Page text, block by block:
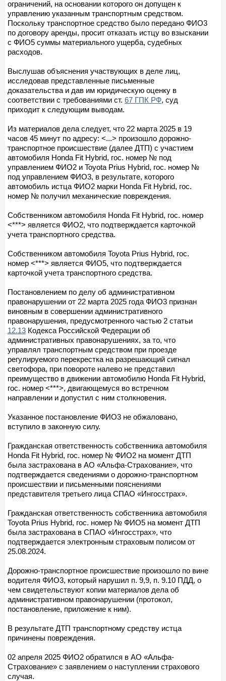
ограничений, на основании которого он допущен к
управлению указанным транспортным средством.
Поскольку транспортное средство было передано ФИО3
по договору аренды, просит отказать истцу во взыскании
с ФИО5 суммы материального ущерба, судебных
расходов.
Выслушав объяснения участвующих в деле лиц,
исследовав представленные письменные
доказательства и дав им юридическую оценку в
соответствии с требованиями ст. 67 ГПК РФ, суд
приходит к следующим выводам.
Из материалов дела следует, что 22 марта 2025 в 19
часов 45 минут по адресу: <...> произошло дорожно-
транспортное происшествие (далее ДТП) с участием
автомобиля Honda Fit Hybrid, гос. номер № под
управлением ФИО2 и Toyota Prius Hybrid, гос. номер №
под управлением ФИО3, в результате, которого
автомобиль истца ФИО2 марки Honda Fit Hybrid, гос.
номер № получил механические повреждения.
Собственником автомобиля Honda Fit Hybrid, гос. номер
<***> является ФИО2, что подтверждается карточкой
учета транспортного средства.
Собственником автомобиля Toyota Prius Hybrid, гос.
номер <***> является ФИО5, что подтверждается
карточкой учета транспортного средства.
Постановлением по делу об административном
правонарушении от 22 марта 2025 года ФИО3 признан
виновным в совершении административного
правонарушения, предусмотренного частью 2 статьи
12.13 Кодекса Российской Федерации об
административных правонарушениях, за то, что
управлял транспортным средством при проезде
регулируемого перекрестка на разрешающий сигнал
светофора, при повороте налево не представил
преимущество в движении автомобилю Honda Fit Hybrid,
гос. номер <***>, двигающемуся во встречном
направлении и допустил с ним столкновения.
Указанное постановление ФИО3 не обжаловано,
вступило в законную силу.
Гражданская ответственность собственника автомобиля
Honda Fit Hybrid, гос. номер № ФИО2 на момент ДТП
была застрахована в АО «Альфа-Страхование», что
подтверждается сведениями о дорожно-транспортном
происшествии и письменными пояснениями
представителя третьего лица СПАО «Ингосстрах».
Гражданская ответственность собственника автомобиля
Toyota Prius Hybrid, гос. номер № ФИО5 на момент ДТП
была застрахована в СПАО «Ингосстрах», что
подтверждается электронным страховым полисом от
25.08.2024.
Дорожно-транспортное происшествие произошло по вине
водителя ФИО3, который нарушил п. 9,9, п. 9.10 ПДД, о
чем свидетельствуют копии материалов дела об
административном правонарушении (протокол,
постановление, приложение к ним).
В результате ДТП транспортному средству истца
причинены повреждения.
02 апреля 2025 ФИО2 обратился в АО «Альфа-
Страхование» с заявлением о наступлении страхового
случая.